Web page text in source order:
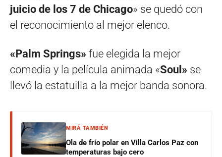
juicio de los 7 de Chicago» se quedó con
el reconocimiento al mejor elenco.
«Palm Springs» fue elegida la mejor
comedia y la película animada «Soul» se
llevó la estatuilla a la mejor banda sonora.
MIRÁ TAMBIÉN
Ola de frío polar en Villa Carlos Paz con
temperaturas bajo cero